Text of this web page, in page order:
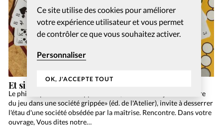
Ce site utilise des cookies pour améliorer
votre expérience utilisateur et vous permet
de contrôler ce que vous souhaitez activer.
Personnaliser
OK, J'ACCEPTE TOUT
Et si jouer était une attitude spirituelle?
Le philosophe Jean-Philippe Pierron, dans «Savoir jouer : mettre
du jeu dans une société grippée» (éd. de l'Atelier), invite à desserrer
l'étau d'une société obsédée par la maîtrise. Rencontre. Dans votre
ouvrage, Vous dites notre…